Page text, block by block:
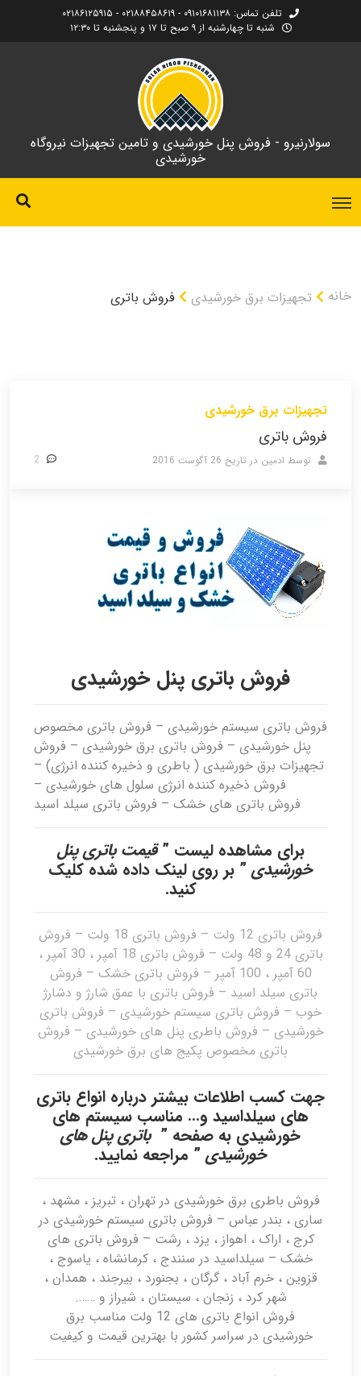
تلفن تماس: ۰۹۱۰۱۶۸۱۱۳۸ - ۰۲۱۸۸۴۵۸۶۱۹ - ۰۲۱۸۶۱۲۵۹۱۵
شنبه تا چهارشنبه از ۹ صبح تا ۱۷ و پنجشنبه تا ۱۲:۳۰
سولارنیرو - فروش پنل خورشیدی و تامین تجهیزات نیروگاه
خورشیدی
خانه تجهیزات برق خورشیدی فروش باتری
تجهیزات برق خورشیدی
فروش باتری
توسط ادمین در تاریخ 26 آگوست 2016 2
فروش باتری پنل خورشیدی
فروش باتری سیستم خورشیدی – فروش باتری مخصوص
پنل خورشیدی – فروش باتری برق خورشیدی – فروش
تجهیزات برق خورشیدی ( باطری و ذخیره کننده انرژی) –
فروش ذخیره کننده انرژی سلول های خورشیدی –
فروش باتری های خشک – فروش باتری سیلد اسید
برای مشاهده لیست ”قیمت باتری پنل
خورشیدی” بر روی لینک داده شده کلیک
کنید.
فروش باتری 12 ولت – فروش باتری 18 ولت – فروش
باتری 24 و 48 ولت – فروش باتری 18 آمپر ، 30 آمپر ،
60 آمپر ، 100 آمپر – فروش باتری خشک – فروش
باتری سیلد اسید – فروش باتری با عمق شارژ و دشارژ
خوب – فروش باتری سیستم خورشیدی – فروش باتری
خورشیدی – فروش باطری پنل های خورشیدی – فروش
باتری مخصوص پکیج های برق خورشیدی
جهت کسب اطلاعات بیشتر درباره انواع باتری
های سیلداسید و… مناسب سیستم های
خورشیدی به صفحه ”باتری پنل های
خورشیدی” مراجعه نمایید.
فروش باطری برق خورشیدی در تهران ، تبریز ، مشهد ،
ساری ، بندر عباس – فروش باتری سیستم خورشیدی در
کرج ، اراک ، اهواز ، یزد ، رشت – فروش باتری های
خشک – سیلداسید در سنندج ، کرمانشاه ، یاسوج ،
قزوین ، خرم آباد ، گرگان ، بجنورد ، بیرجند ، همدان ،
شهر کرد ، زنجان ، سیستان ، شیراز و …….
فروش انواع باتری های 12 ولت مناسب برق
خورشیدی در سراسر کشور با بهترین قیمت و کیفیت